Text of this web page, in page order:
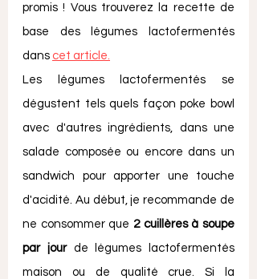
promis ! Vous trouverez la recette de
base des légumes lactofermentés
dans cet article.
Les légumes lactofermentés se
dégustent tels quels façon poke bowl
avec d'autres ingrédients, dans une
salade composée ou encore dans un
sandwich pour apporter une touche
d'acidité. Au début, je recommande de
ne consommer que 2 cuillères à soupe
par jour de légumes lactofermentés
maison ou de qualité crue. Si la